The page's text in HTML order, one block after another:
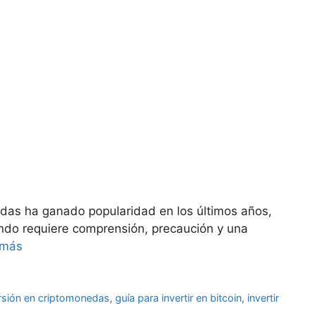
ha ganado popularidad en los últimos años,
requiere comprensión, precaución y una
en criptomonedas,guía para invertir en bitcoin, invertir